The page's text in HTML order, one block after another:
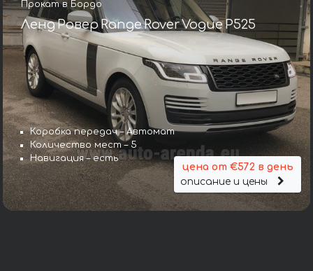
Прокат в Бордо
Ленд Ровер Range Rover Vogue P525
Коробка передач – Автомат
Количество мест – 5
Навигация – есть
цена от €572 в день
описание и цены